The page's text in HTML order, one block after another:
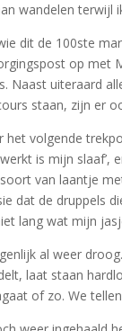
wandelen terwijl
dit de 100ste
op
Naast uiteraard
staan, zijn er
volgende
is mijn
van laantje
dat de druppels
lang wat mijn
al weer
laat staan
of zo. We